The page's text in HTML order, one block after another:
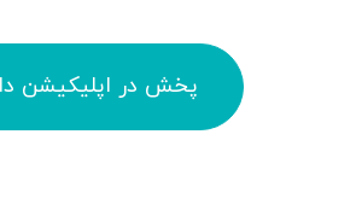
پخش در اپلیکیشن